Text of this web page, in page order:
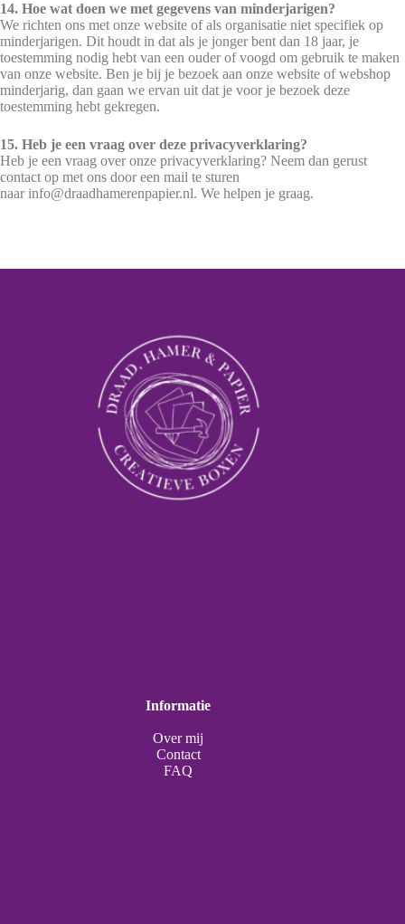
14. Hoe wat doen we met gegevens van minderjarigen?
We richten ons met onze website of als organisatie niet specifiek op
minderjarigen. Dit houdt in dat als je jonger bent dan 18 jaar, je
toestemming nodig hebt van een ouder of voogd om gebruik te maken
van onze website. Ben je bij je bezoek aan onze website of webshop
minderjarig, dan gaan we ervan uit dat je voor je bezoek deze
toestemming hebt gekregen.
15. Heb je een vraag over deze privacyverklaring?
Heb je een vraag over onze privacyverklaring? Neem dan gerust
contact op met ons door een mail te sturen
naar info@draadhamerenpapier.nl. We helpen je graag.
Informatie
Over mij
Contact
FAQ